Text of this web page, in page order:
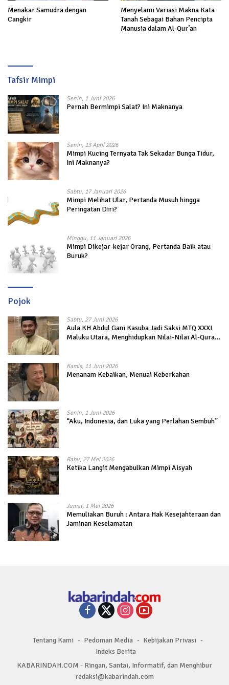
Menakar Samudra dengan
Cangkir
Menyelami Variasi Makna Kata
Tanah Sebagai Bahan Pencipta
Manusia dalam Al-Qur’an
Tafsir Mimpi
Senin, 1 Juni 2026
Pernah Bermimpi Salat? Ini Maknanya
Senin, 13 April 2026
Mimpi Kucing Ternyata Tak Sekadar Bunga Tidur,
Ini Maknanya?
Sabtu, 17 Januari 2026
Mimpi Melihat Ular, Pertanda Musuh hingga
Peringatan Diri?
Minggu, 11 Januari 2026
Mimpi Dikejar-kejar Orang, Pertanda Baik atau
Buruk?
Pojok
Sabtu, 27 Juni 2026
Aula KH Abdul Gani Kasuba Jadi Saksi MTQ XXXI
Maluku Utara, Menghidupkan Nilai-Nilai Al-Quran
Kamis, 11 Juni 2026
Menanam Kebaikan, Menuai Keberkahan
Senin, 1 Juni 2026
“Aku, Indonesia, dan Luka yang Perlahan Sembuh”
Rabu, 27 Mei 2026
Ketika Langit Mengabulkan Mimpi Aisyah
Jumat, 1 Mei 2026
Memuliakan Buruh : Antara Hak Kesejahteraan dan
Jaminan Keselamatan
Tentang Kami Pedoman Media
Kebijakan Privasi
Indeks Berita
KABARINDAH.COM - Ringan, Santai, Informatif, dan Menghibur
redaksi@kabarindah.com